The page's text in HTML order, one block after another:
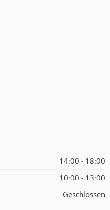
14:00 - 18:00
10:00 - 13:00
Geschlossen